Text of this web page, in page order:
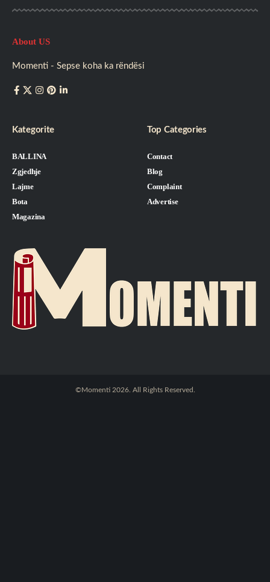
About US
Momenti - Sepse koha ka rëndësi
Kategorite
BALLINA
Zgjedhje
Lajme
Bota
Magazina
Top Categories
Contact
Blog
Complaint
Advertise
©Momenti 2026. All Rights Reserved.